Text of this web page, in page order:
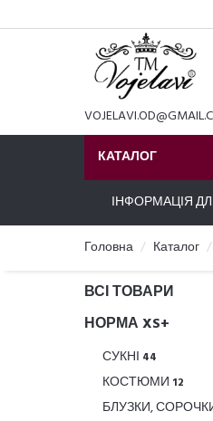
КАТАЛОГ
ІНФОРМАЦІЯ
Головна Каталог
ВСІ ТОВАРИ
НОРМА XS+
СУКНІ 44
КОСТЮМИ 12
БЛУЗКИ,